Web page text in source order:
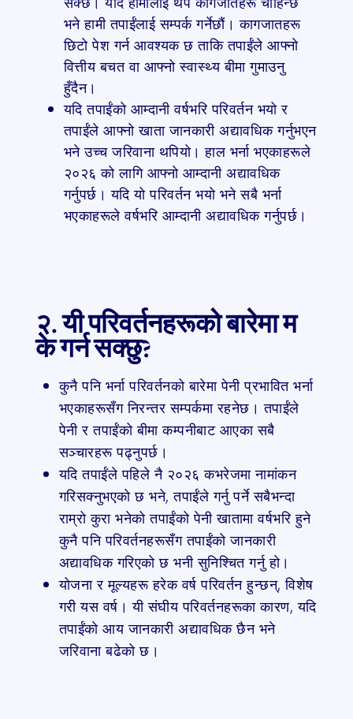
भने हामी तपाईंलाई सम्पर्क गर्नेछौं। कागजातहरू
छिटो पेश गर्न आवश्यक छ ताकि तपाईंले आफ्नो
वित्तीय बचत वा आफ्नो स्वास्थ्य बीमा गुमाउनु
हुँदैन।
यदि तपाईंको आम्दानी वर्षभरि परिवर्तन भयो र
तपाईंले आफ्नो खाता जानकारी अद्यावधिक गर्नुभएन
भने उच्च जरिवाना थपियो। हाल भर्ना भएकाहरूले
२०२६ को लागि आफ्नो आम्दानी अद्यावधिक
गर्नुपर्छ। यदि यो परिवर्तन भयो भने सबै भर्ना
भएकाहरूले वर्षभरि आम्दानी अद्यावधिक गर्नुपर्छ।
२. यी परिवर्तनहरूको बारेमा म
के गर्न सक्छु?
कुनै पनि भर्ना परिवर्तनको बारेमा पेनी प्रभावित भर्ना
भएकाहरूसँग निरन्तर सम्पर्कमा रहनेछ। तपाईंले
पेनी र तपाईंको बीमा कम्पनीबाट आएका सबै
सञ्चारहरू पढ्नुपर्छ।
यदि तपाईंले पहिले नै २०२६ कभरेजमा नामांकन
गरिसक्नुभएको छ भने, तपाईंले गर्नु पर्ने सबैभन्दा
राम्रो कुरा भनेको तपाईंको पेनी खातामा वर्षभरि हुने
कुनै पनि परिवर्तनहरूसँग तपाईंको जानकारी
अद्यावधिक गरिएको छ भनी सुनिश्चित गर्नु हो।
योजना र मूल्यहरू हरेक वर्ष परिवर्तन हुन्छन्, विशेष
गरी यस वर्ष। यी संघीय परिवर्तनहरूका कारण, यदि
तपाईंको आय जानकारी अद्यावधिक छैन भने
जरिवाना बढेको छ।